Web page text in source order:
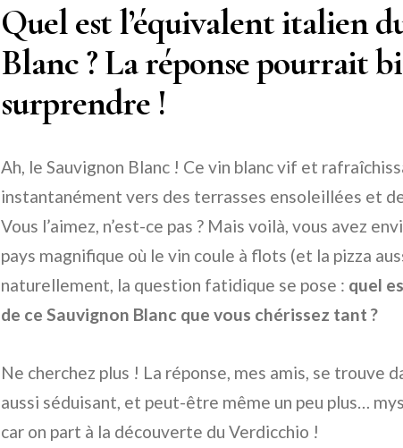
Quel est l’équivalent italien
Blanc ? La réponse pourrait
surprendre !
Ah, le Sauvignon Blanc ! Ce vin blanc vif et
instantanément vers des terrasses ensoleillées et
Vous l’aimez, n’est-ce pas ? Mais voilà, vous avez
pays magnifique où le vin coule à flots (et la pizza
naturellement, la question fatidique se pose : quel
de ce Sauvignon Blanc que vous chérissez tant ?
Ne cherchez plus ! La réponse, mes amis, se trouve
aussi séduisant, et peut-être même un peu plus…
car on part à la découverte du Verdicchio !